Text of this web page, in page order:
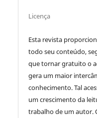
Licença
Esta revista
todo seu conteúdo,
que tornar gratuito o
gera um maior
conhecimento. Tal
um crescimento da
trabalho de um autor.